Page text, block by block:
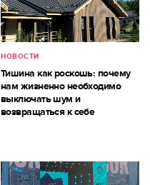
НОВОСТИ
Тишина как роскошь: почему
нам жизненно необходимо
выключать шум и
возвращаться к себе